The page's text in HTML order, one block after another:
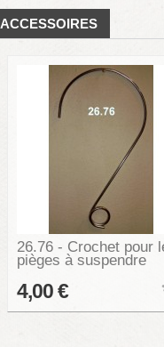
ACCESSOIRES
26.76 - Crochet pour
pièges à suspendre
4,00 €